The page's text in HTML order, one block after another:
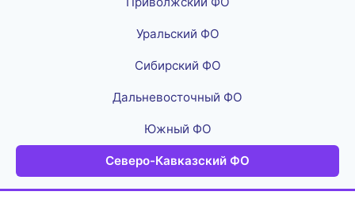
Уральский ФО
Сибирский ФО
Дальневосточный ФО
Южный ФО
Северо-Кавказский ФО